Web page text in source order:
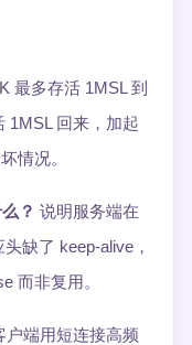
最多存活 1MSL 到
1MSL 回来，加起
情况。
？ 说明服务端在
缺了 keep-alive，
而非复用。
户端用短连接高频